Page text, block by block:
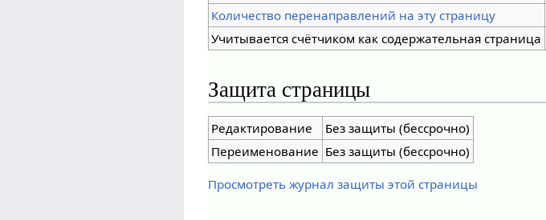
Количество перенаправлений на эту страницу
Учитывается счётчиком как содержательная страница
Защита страницы
Редактирование
Без защиты (бессрочно)
Переименование Без защиты (бессрочно)
Просмотреть журнал защиты этой страницы